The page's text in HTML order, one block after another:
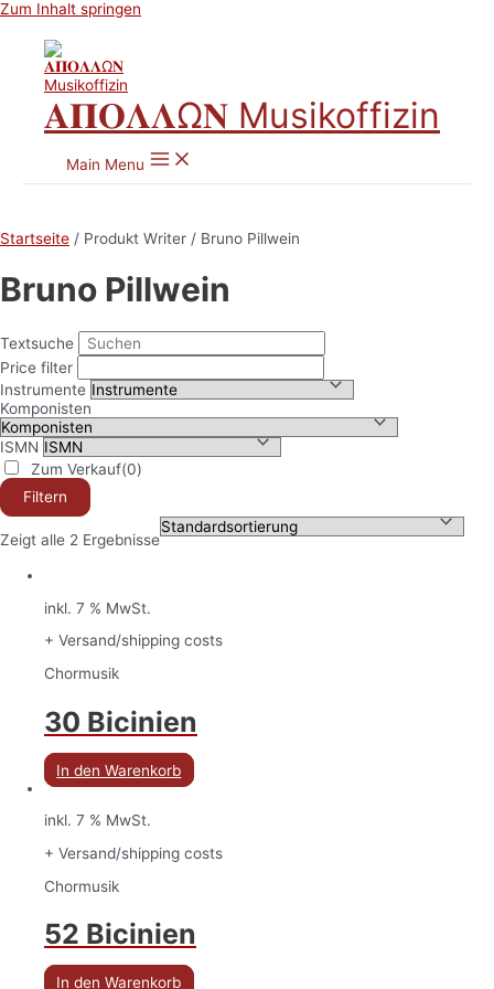
Zum Inhalt springen
𝚨𝚷𝚶𝚲𝚲Ω𝚴 Musikoffizin
Main Menu
Startseite / Produkt Writer / Bruno Pillwein
Bruno Pillwein
Textsuche
Price filter
Instrumente
Komponisten
ISMN
Zum Verkauf(0)
Filtern
Zeigt alle 2 Ergebnisse
inkl. 7 % MwSt.
+ Versand/shipping costs
Chormusik
30 Bicinien
In den Warenkorb
inkl. 7 % MwSt.
+ Versand/shipping costs
Chormusik
52 Bicinien
In den Warenkorb